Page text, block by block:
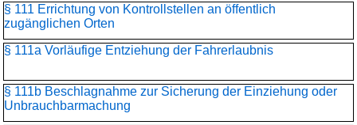
§ 111 Errichtung von Kontrollstellen an öffentlich
zugänglichen Orten
§ 111a Vorläufige Entziehung der Fahrerlaubnis
§ 111b Beschlagnahme zur Sicherung der Einziehung oder
Unbrauchbarmachung